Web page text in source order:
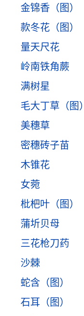
金锦香（图）
款冬花（图）
量天尺花
岭南铁角蕨
满树星
毛大丁草（图）
美穗草
密穗砖子苗
木锥花
女菀
枇杷叶（图）
蒲圻贝母
三花枪刀药
沙棘
蛇含（图）
石耳（图）